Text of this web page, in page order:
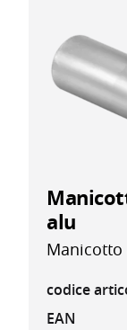
alu
Manicotto
codice
EAN